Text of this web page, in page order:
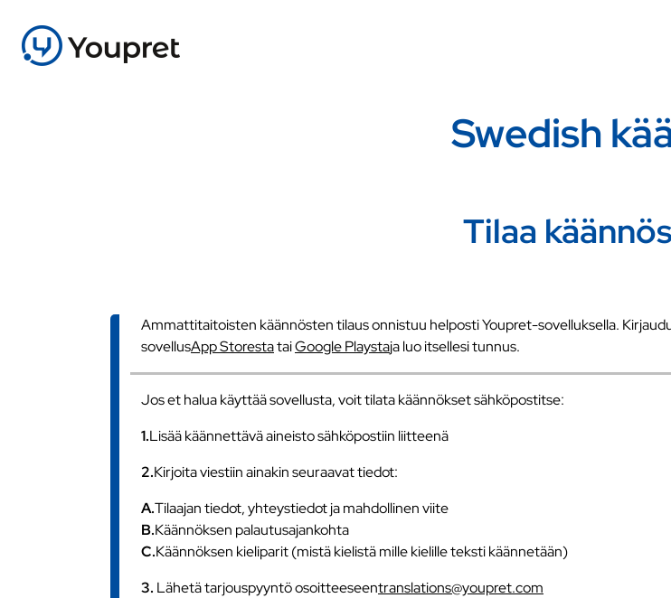
Swedish
Tilaa käännös
Ammattitaitoisten käännösten tilaus onnistuu helposti Youpret-sovelluksella.
sovellusApp StorestataiGoogle Playstaja luo itsellesi tunnus.
Jos et halua käyttää sovellusta, voit tilata käännökset sähköpostitse:
1.Lisää käännettävä aineisto sähköpostiin liitteenä
2.Kirjoita viestiin ainakin seuraavat tiedot:
A.Tilaajan tiedot, yhteystiedot ja mahdollinen viite
B.Käännöksen palautusajankohta
C.Käännöksen kieliparit (mistä kielistä mille kielille teksti käännetään)
3. Lähetä tarjouspyyntö osoitteeseentranslations@youpret.com